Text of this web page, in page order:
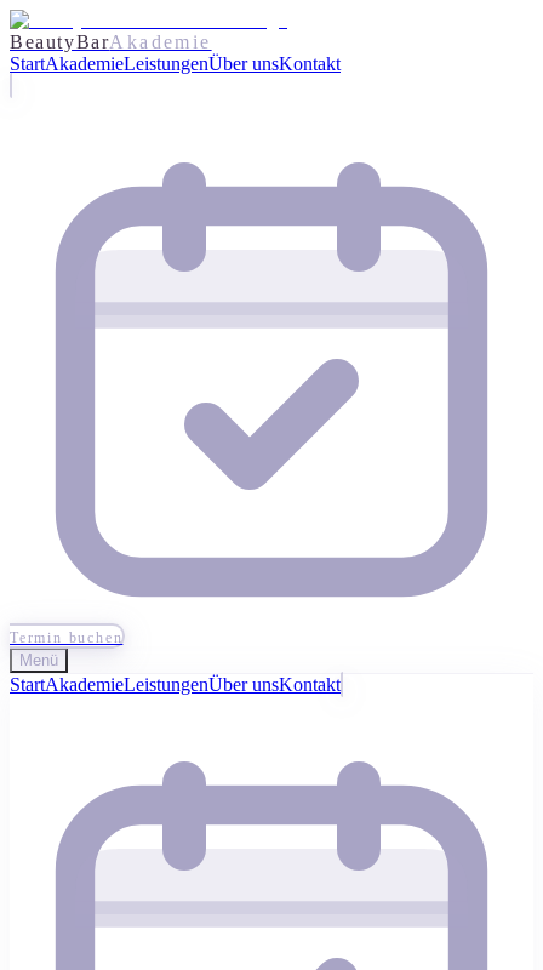
BeautyBarAkademie
StartAkademieLeistungenÜber unsKontakt
Termin buchen
Menü
StartAkademieLeistungenÜber unsKontakt